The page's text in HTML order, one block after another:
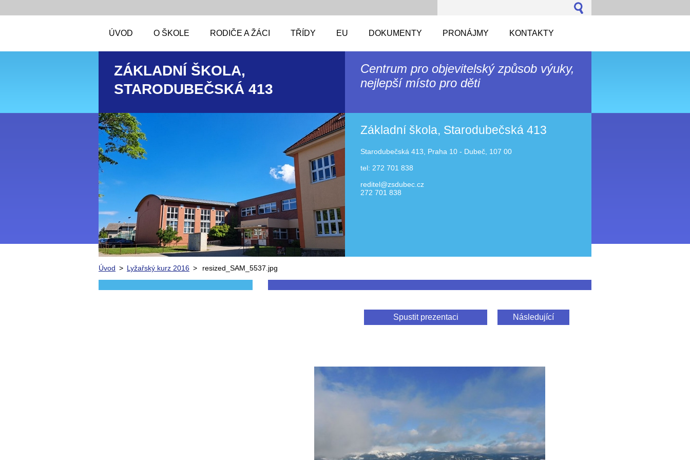
ÚVOD O ŠKOLE RODIČE A ŽÁCI TŘÍDY EU DOKUMENTY PRONÁJMY KONTAKTY
ZÁKLADNÍ ŠKOLA,
STARODUBEČSKÁ 413
Centrum pro objevitelský způsob výuky,
nejlepší místo pro děti
Základní škola, Starodubečská 413
Starodubečská 413, Praha 10 - Dubeč, 107 00
tel: 272 701 838
reditel@zsdubec.cz
272 701 838
Úvod > Lyžařský kurz 2016 > resized_SAM_5537.jpg
Spustit prezentaci Následující